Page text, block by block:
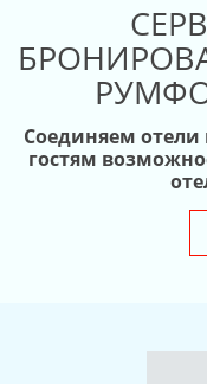
Соединяем отели
гостям